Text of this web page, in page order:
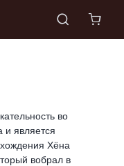
во
является
Хёна
вобрал в